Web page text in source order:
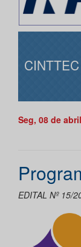
CINTTEC
Seg, 08 de
EDITAL Nº 15/